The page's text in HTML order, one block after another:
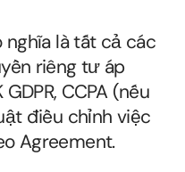
nghĩa là tất cả các
riêng tư áp
CCPA (nếu
điều chỉnh việc
Agreement.